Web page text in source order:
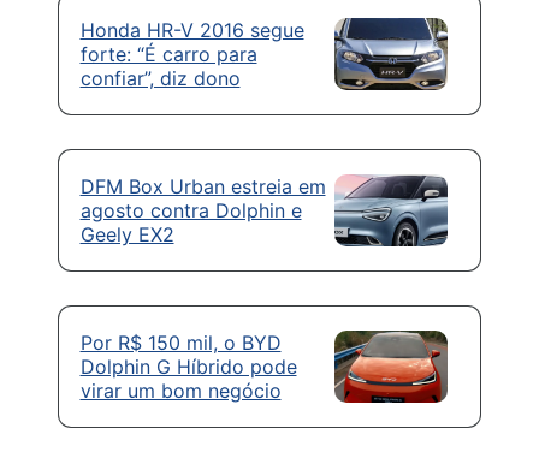
Honda HR-V 2016 segue
forte: “É carro para
confiar”, diz dono
DFM Box Urban estreia em
agosto contra Dolphin e
Geely EX2
Por R$ 150 mil, o BYD
Dolphin G Híbrido pode
virar um bom negócio